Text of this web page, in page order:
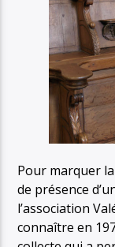
Pour marquer
de présence
l’association
connaître en